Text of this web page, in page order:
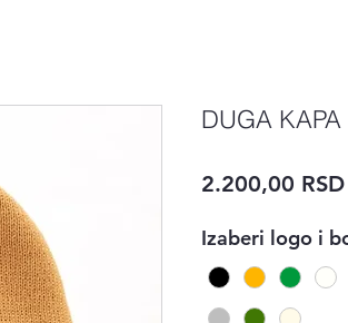
DUGA
2.200,00 RSD
Izaberi logo i